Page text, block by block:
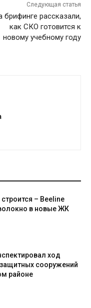
Следующая статья
брифинге рассказали,
как СКО готовится к
новому учебному году
– Beeline
в новые ЖК
ход
сооружений
районе